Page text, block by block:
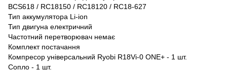
BCS618 / RC18150 / RC18120 / RC18-627
Тип аккумулятора Li-ion
Тип двигуна електричний
Частотний перетворювач немає
Комплект постачання
Компресор універсальний Ryobi R18Vi-0 ONE+ - 1 шт.
Сопло - 1 шт.